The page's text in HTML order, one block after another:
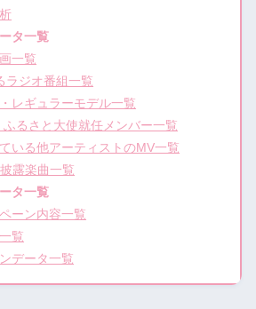
タ一覧
一覧
ラジオ番組一覧
レギュラーモデル一覧
るさと大使就任メンバー一覧
いる他アーティストのMV一覧
露楽曲一覧
タ一覧
ーン内容一覧
覧
データ一覧